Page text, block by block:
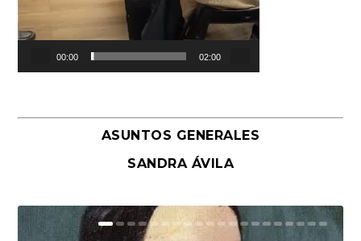
00:00 02:00
ASUNTOS GENERALES
SANDRA ÁVILA